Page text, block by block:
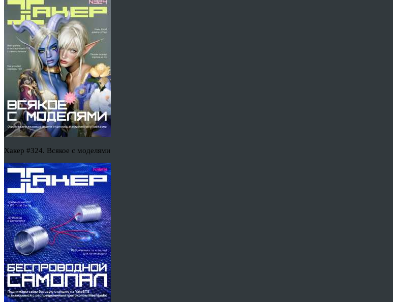
Хакер #324. Всякое с моделями